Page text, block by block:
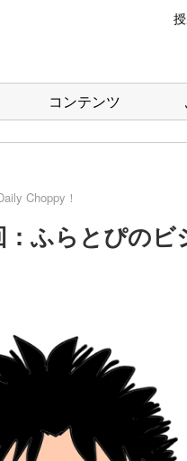
コンテンツ
Choppy！
：ふらとぴの